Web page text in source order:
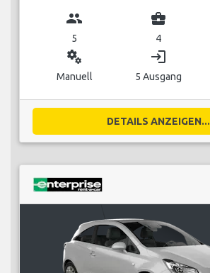
group
5
business_center
4
miscellaneous_services
Manuell
login
5 Ausgang
DETAILS ANZEIGEN...